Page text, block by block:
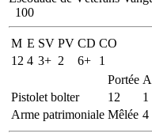
100
M E SV PV CD CO
12 4 3+ 2 6+
1
Portée A
Pistolet bolter
12 1
Arme patrimoniale Mêlée 4